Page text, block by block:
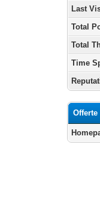
Last
Total
Total
Time